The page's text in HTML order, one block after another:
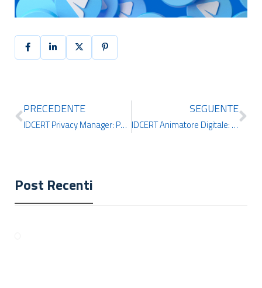
PRECEDENTE
IDCERT Privacy Manager: Panoramica del Corso Online + Certificazione
SEGUENTE
IDCERT Animatore Digitale: Panoramica del Corso Online + Certificazione
Post Recenti